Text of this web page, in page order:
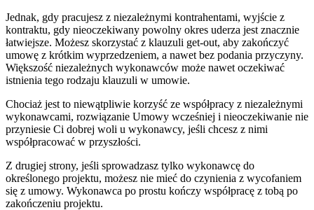
Jednak, gdy pracujesz z niezależnymi kontrahentami, wyjście z
kontraktu, gdy nieoczekiwany powolny okres uderza jest znacznie
łatwiejsze. Możesz skorzystać z klauzuli get-out, aby zakończyć
umowę z krótkim wyprzedzeniem, a nawet bez podania przyczyny.
Większość niezależnych wykonawców może nawet oczekiwać
istnienia tego rodzaju klauzuli w umowie.
Chociaż jest to niewątpliwie korzyść ze współpracy z niezależnymi
wykonawcami, rozwiązanie Umowy wcześniej i nieoczekiwanie nie
przyniesie Ci dobrej woli u wykonawcy, jeśli chcesz z nimi
współpracować w przyszłości.
Z drugiej strony, jeśli sprowadzasz tylko wykonawcę do
określonego projektu, możesz nie mieć do czynienia z wycofaniem
się z umowy. Wykonawca po prostu kończy współpracę z tobą po
zakończeniu projektu.